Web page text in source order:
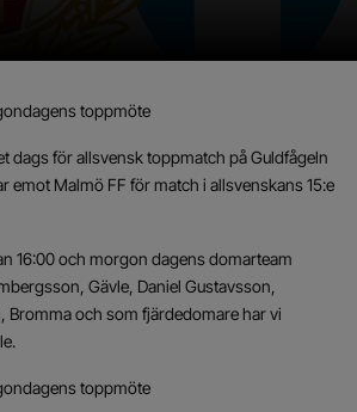
toppmöte
dags för allsvensk toppmatch på Guldfågeln
emot Malmö FF för match i allsvenskans 15:e
16:00 och morgon dagens domarteam
Gävle, Daniel Gustavsson,
Bromma och som fjärdedomare har vi
toppmöte